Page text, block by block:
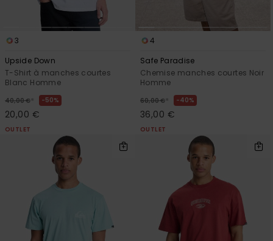
3
Upside Down
T-Shirt à manches courtes
Blanc Homme
40,00 € * 50%
20,00 €
OUTLET
4
Safe Paradise
Chemise manches courtes Noir
Homme
60,00 € * 40%
36,00 €
OUTLET